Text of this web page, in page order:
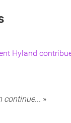
Hyland
continue... »